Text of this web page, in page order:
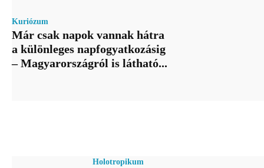
Kuriózum
Már csak napok vannak hátra
a különleges napfogyatkozásig
– Magyarországról is látható...
Holotropikum